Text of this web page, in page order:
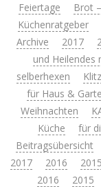
Feiertage
Brot
Küchenratgeber
Archive
2017
und Heilendes
selberhexen
für Haus &
Weihnachten
Küche
für
Beitragsübersicht
2017
2016 2015
2016
2015